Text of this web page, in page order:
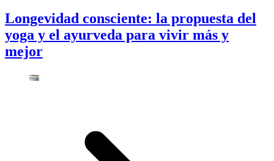
Longevidad consciente: la propuesta del
yoga y el ayurveda para vivir más y
mejor